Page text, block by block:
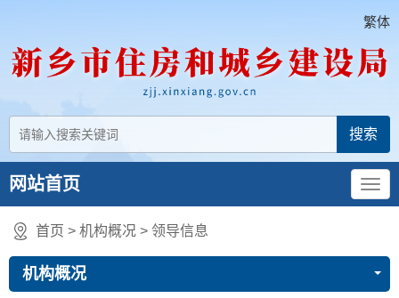
繁体
网站首页
首页 > 机构概况 > 领导信息
机构概况